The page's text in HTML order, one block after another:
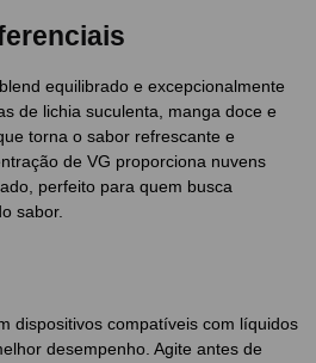
equilibrado e excepcionalmente
de lichia suculenta, manga doce e
torna o sabor refrescante e
de VG proporciona nuvens
perfeito para quem busca
sabor.
dispositivos compatíveis com líquidos
desempenho. Agite antes de